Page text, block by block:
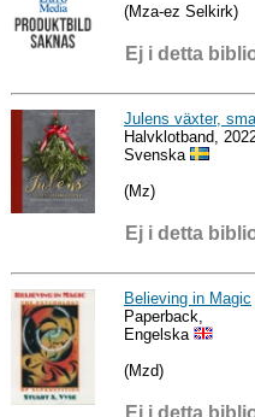
(Mza-ez Selkirk)
Ej i detta
Julens växter,
Halvklotband,
Svenska
(Mz)
Ej i detta
Believing in Magic
Paperback,
Engelska
(Mzd)
Ej i detta